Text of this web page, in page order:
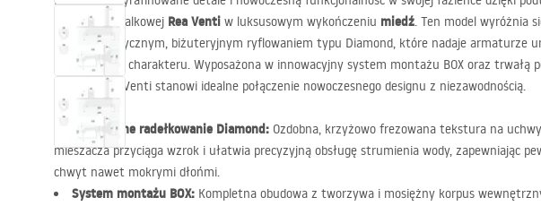
baterii umywalkowej Rea Venti w luksusowym wykończeniu miedź. Ten model wyróżnia
charakterystycznym, biżuteryjnym ryflowaniem typu Diamond, które nadaje armaturze
prestiżowego charakteru. Wyposażona w innowacyjny system montażu BOX oraz trwałą
, bateria Venti stanowi idealne połączenie nowoczesnego designu z niezawodnością.
Biżuteryjne radełkowanie Diamond: Ozdobna, krzyżowo frezowana tekstura na
mieszacza przyciąga wzrok i ułatwia precyzyjną obsługę strumienia wody, zapewniając
chwyt nawet mokrymi dłońmi.
System montażu BOX: Kompletna obudowa z tworzywa i mosiężny korpus